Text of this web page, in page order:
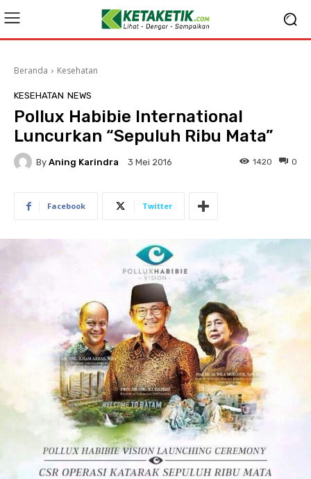
Beranda Kesehatan
KESEHATAN NEWS
Pollux Habibie International
Luncurkan “Sepuluh Ribu Mata”
By Aning Karindra 3 Mei 2016 0
1420
Facebook Twitter